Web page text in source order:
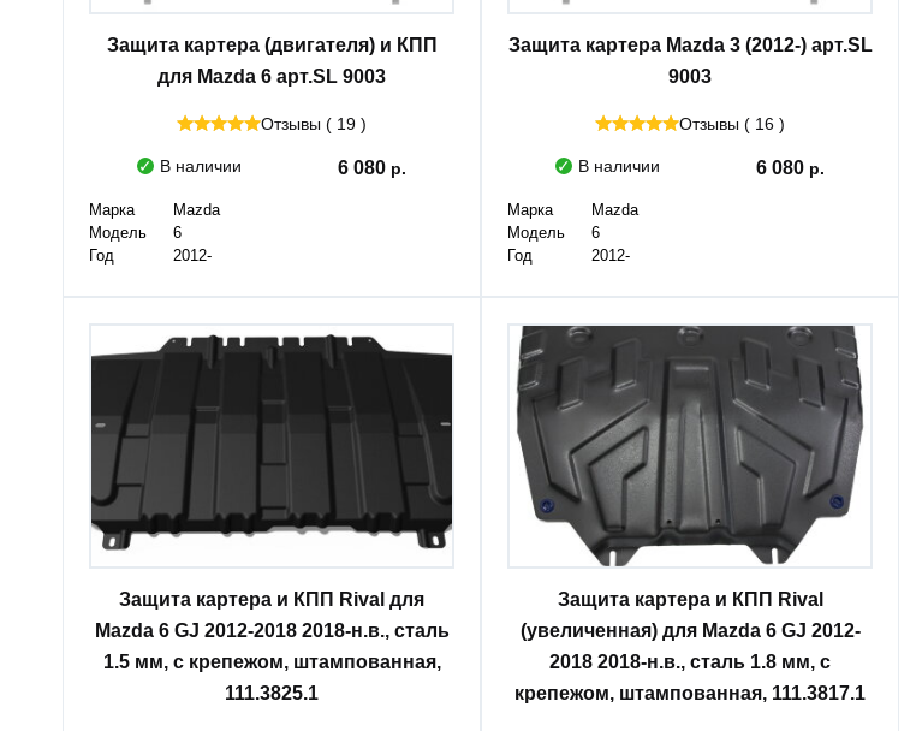
Защита картера (двигателя) и КПП
для Mazda 6 арт.SL 9003
Отзывы ( 19 )
В наличии 6 080
Марка
Mazda
Модель
6
Год
2012-
Защита картера Mazda 3 (2012-) арт.SL
9003
Отзывы ( 16 )
В наличии 6 080
Марка
Mazda
Модель
6
Год
2012-
Защита картера и КПП Rival для
Mazda 6 GJ 2012-2018 2018-н.в., сталь
1.5 мм, с крепежом, штампованная,
111.3825.1
Защита картера и КПП Rival
(увеличенная) для Mazda 6 GJ 2012-
2018 2018-н.в., сталь 1.8 мм, с
крепежом, штампованная, 111.3817.1